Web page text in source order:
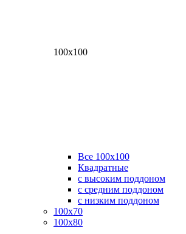
100х100
Все 100х100
Квадратные
с высоким поддоном
с средним поддоном
с низким поддоном
100х70
100х80